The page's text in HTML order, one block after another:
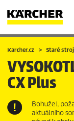
Nákupní košík
Seznam
Karcher.cz Staré
CX Plus
Bohužel,
aktuálního